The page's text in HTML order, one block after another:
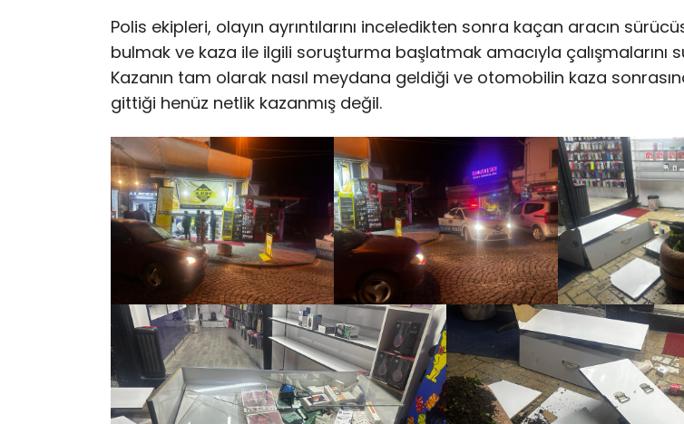
Polis ekipleri, olayın ayrıntılarını inceledikten sonra kaçan aracın
bulmak ve kaza ile ilgili soruşturma başlatmak amacıyla çalışmalarını
Kazanın tam olarak nasıl meydana geldiği ve otomobilin kaza
gittiği henüz netlik kazanmış değil.